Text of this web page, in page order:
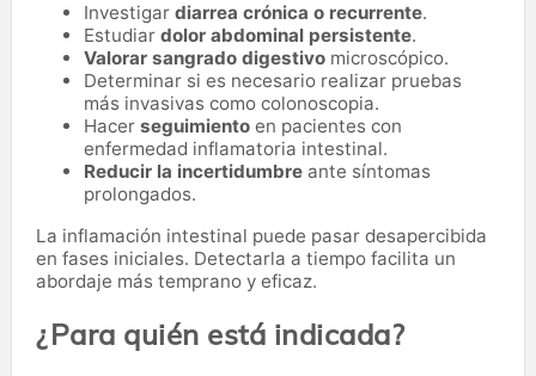
Investigar diarrea crónica o recurrente.
Estudiar dolor abdominal persistente.
Valorar sangrado digestivo microscópico.
Determinar si es necesario realizar pruebas
más invasivas como colonoscopia.
Hacer seguimiento en pacientes con
enfermedad inflamatoria intestinal.
Reducir la incertidumbre ante síntomas
prolongados.
La inflamación intestinal puede pasar desapercibida
en fases iniciales. Detectarla a tiempo facilita un
abordaje más temprano y eficaz.
¿Para quién está indicada?